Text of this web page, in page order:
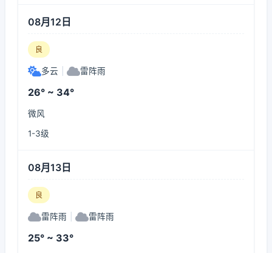
08月12日
良
多云 雷阵雨
26° ~ 34°
微风
1-3级
08月13日
良
雷阵雨 雷阵雨
25° ~ 33°